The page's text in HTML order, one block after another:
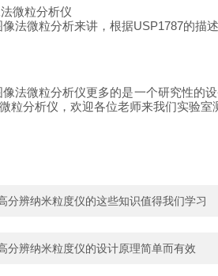
微粒分析仪
法微粒分析来讲，根据USP1787的描
像法微粒分析仪更多的是一个研究性的
粒分析仪，欢迎各位老师来我们实验室
分辨纳米粒度仪的这些知识值得我们学习
分辨纳米粒度仪的设计原理简单而有效